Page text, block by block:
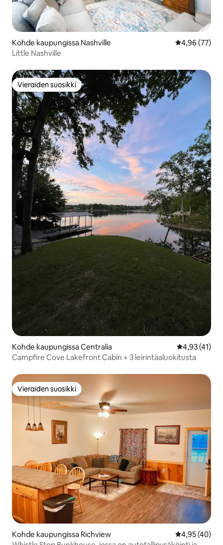
Kohde kaupungissa Nashville
4,96 (77)
Little Nashville
Vieraiden suosikki
Vieraiden suosikki
Kohde kaupungissa Centralia
4,93 (41)
Campfire Cove Lakefront Cabin + 3 leirintäaluokitusta
Vieraiden suosikki
Vieraiden suosikki
Kohde kaupungissa Richview
4,95 (40)